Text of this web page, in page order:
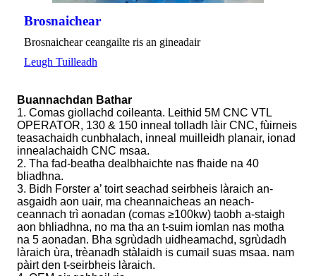
Brosnaichear
Brosnaichear ceangailte ris an gineadair
Leugh Tuilleadh
Buannachdan Bathar
1. Comas giollachd coileanta. Leithid 5M CNC VTL
OPERATOR, 130 & 150 inneal tolladh làir CNC, fùirneis
teasachaidh cunbhalach, inneal muilleidh planair, ionad
innealachaidh CNC msaa.
2. Tha fad-beatha dealbhaichte nas fhaide na 40
bliadhna.
3. Bidh Forster a’ toirt seachad seirbheis làraich an-
asgaidh aon uair, ma cheannaicheas an neach-
ceannach trì aonadan (comas ≥100kw) taobh a-staigh
aon bhliadhna, no ma tha an t-suim iomlan nas motha
na 5 aonadan. Bha sgrùdadh uidheamachd, sgrùdadh
làraich ùra, trèanadh stàlaidh is cumail suas msaa. nam
pàirt den t-seirbheis làraich.